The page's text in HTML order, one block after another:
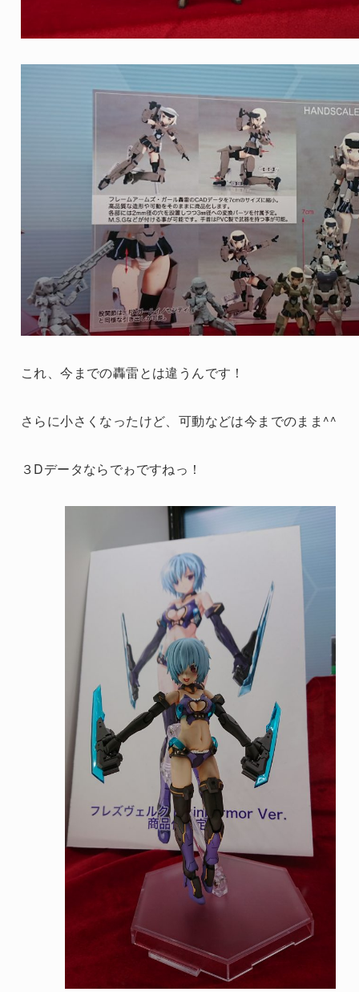
これ、今までの轟雷とは違うんです！
さらに小さくなったけど、可動などは今までのまま^^
３Dデータならでゎですねっ！